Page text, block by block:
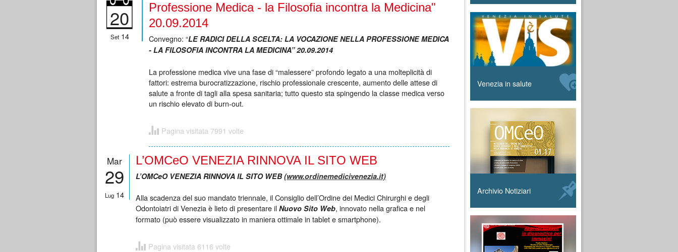
20
Set 14
Professione Medica - la Filosofia incontra la Medicina"
20.09.2014
Convegno: “LE RADICI DELLA SCELTA: LA VOCAZIONE NELLA PROFESSIONE MEDICA
- LA FILOSOFIA INCONTRA LA MEDICINA” 20.09.2014
La professione medica vive una fase di “malessere” profondo legato a una molteplicità di
fattori: estrema burocratizzazione, rischio professionale crescente, aumento delle attese di
salute a fronte di tagli alla spesa sanitaria; tutto questo sta spingendo la classe medica verso
un rischio elevato di burn-out.
Pagina visitata 7991 volte
Mar
29
Lug 14
L’OMCeO VENEZIA RINNOVA IL SITO WEB
L’OMCeO VENEZIA RINNOVA IL SITO WEB (www.ordinemedicivenezia.it)
Alla scadenza del suo mandato triennale, il Consiglio dell’Ordine dei Medici Chirurghi e degli
Odontoiatri di Venezia è lieto di presentare il Nuovo Sito Web, innovato nella grafica e nel
formato (può essere visualizzato in maniera ottimale in tablet e smartphone).
Pagina visitata 6116 volte
Venezia in salute
Archivio Notiziari